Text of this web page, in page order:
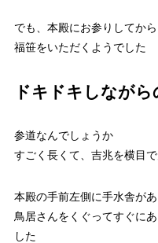
でも、本殿にお参りしてから
福笹をいただくようでした
ドキドキしながら
参道なんでしょうか
すごく長くて、吉兆を横目
本殿の手前左側に手水舎が
鳥居さんをくぐってすぐに
した